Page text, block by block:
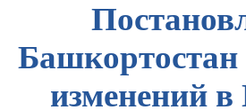
Башкортостан
изменений